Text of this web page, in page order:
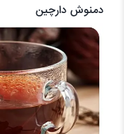
دمنوش دارچین